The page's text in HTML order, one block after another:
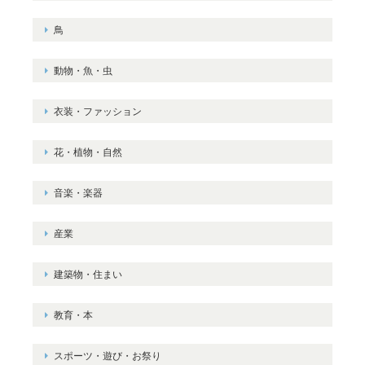
鳥
動物・魚・虫
衣装・ファッション
花・植物・自然
音楽・楽器
産業
建築物・住まい
教育・本
スポーツ・遊び・お祭り